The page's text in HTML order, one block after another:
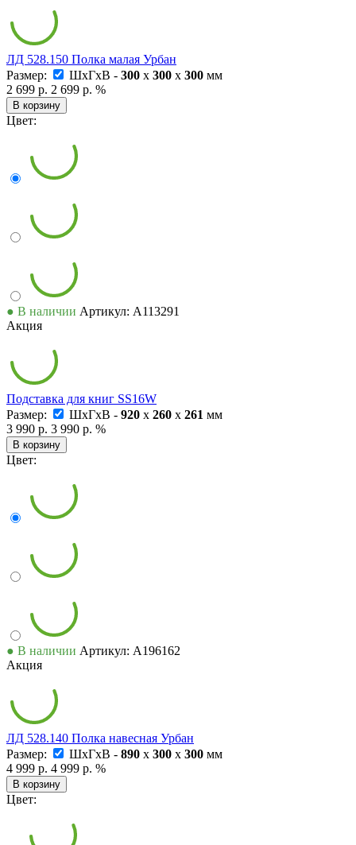
ЛД 528.150 Полка малая Урбан
Размер:
ШxГxВ - 300 x 300 x 300 мм
2 699 р. 2 699 р. %
В корзину
Цвет:
● В наличии Артикул: А113291
Акция
Подставка для книг SS16W
Размер:
ШxГxВ - 920 x 260 x 261 мм
3 990 р. 3 990 р. %
В корзину
Цвет:
● В наличии Артикул: А196162
Акция
ЛД 528.140 Полка навесная Урбан
Размер:
ШxГxВ - 890 x 300 x 300 мм
4 999 р. 4 999 р. %
В корзину
Цвет: